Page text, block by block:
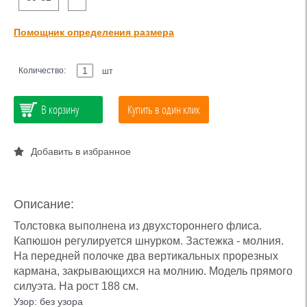
Помощник определения размера
Количество: шт
В корзину Купить в один клик
Добавить в избранное
Описание:
Толстовка выполнена из двухстороннего флиса.
Капюшон регулируется шнурком. Застежка - молния.
На передней полочке два вертикальных прорезных
кармана, закрывающихся на молнию. Модель прямого
силуэта. На рост 188 см.
Узор: без узора